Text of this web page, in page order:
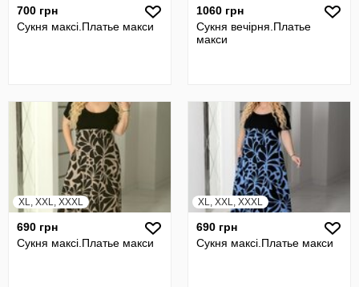
700 грн
Сукня максi.Платье макси
1060 грн
Сукня вечiрня.Платье
макси
XL, XXL, XXXL
690 грн
Сукня максi.Платье макси
XL, XXL, XXXL
690 грн
Сукня максi.Платье макси